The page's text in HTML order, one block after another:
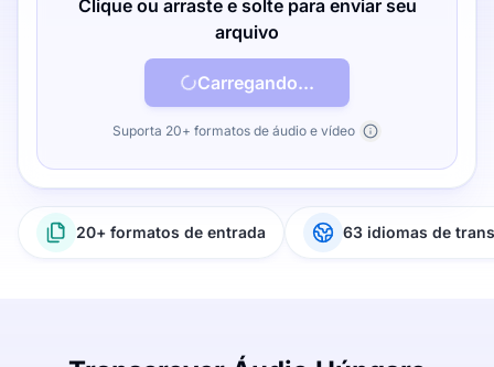
Clique ou arraste e solte para enviar seu
arquivo
Carregando...
Suporta 20+ formatos de áudio e vídeo
20+ formatos de entrada 63 idiomas de